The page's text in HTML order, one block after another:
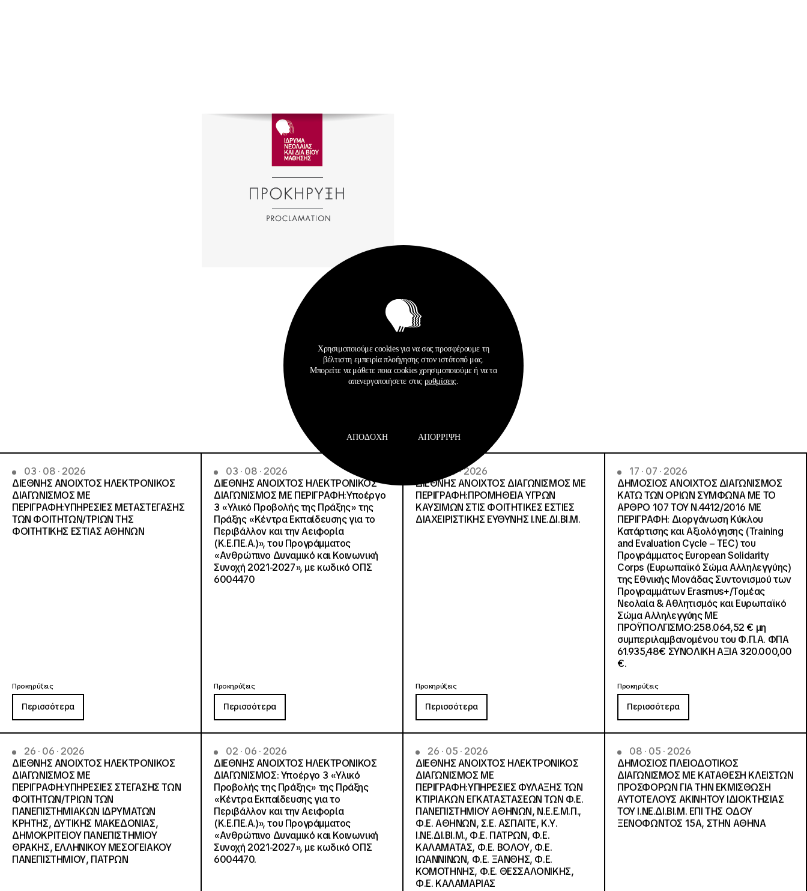
Σχετικά Αρχεία
03 · 08 · 2026
ΔΙΕΘΝΗΣ ΑΝΟΙΧΤΟΣ ΗΛΕΚΤΡΟΝΙΚΟΣ
ΔΙΑΓΩΝΙΣΜΟΣ ΜΕ
ΠΕΡΙΓΡΑΦΗ:ΥΠΗΡΕΣΙΕΣ METAΣΤΕΓΑΣΗΣ
ΤΩΝ ΦΟΙΤΗΤΩΝ/ΤΡΙΩΝ ΤΗΣ
ΦΟΙΤΗΤΙΚΗΣ ΕΣΤΙΑΣ ΑΘΗΝΩΝ
Προκηρύξεις
Περισσότερα
03 · 08 · 2026
ΔΙΕΘΝΗΣ ΑΝΟΙΧΤΟΣ ΗΛΕΚΤΡΟΝΙΚΟΣ
ΔΙΑΓΩΝΙΣΜΟΣ ΜΕ ΠΕΡΙΓΡΑΦΗ:Υποέργο
3 «Υλικό Προβολής της Πράξης» της
Πράξης «Κέντρα Εκπαίδευσης για το
Περιβάλλον και την Αειφορία
(Κ.Ε.ΠΕ.Α.)», του Προγράμματος
«Ανθρώπινο Δυναμικό και Κοινωνική
Συνοχή 2021-2027», με κωδικό ΟΠΣ
6004470
Προκηρύξεις
Περισσότερα
29 · 07 · 2026
ΔΙΕΘΝΗΣ ΑΝΟΙΧΤΟΣ ΔΙΑΓΩΝΙΣΜΟΣ ΜΕ
ΠΕΡΙΓΡΑΦΗ:ΠΡΟΜΗΘΕΙΑ ΥΓΡΩΝ
ΚΑΥΣΙΜΩΝ ΣΤΙΣ ΦΟΙΤΗΤΙΚΕΣ ΕΣΤΙΕΣ
ΔΙΑΧΕΙΡΙΣΤΙΚΗΣ ΕΥΘΥΝΗΣ Ι.ΝΕ.ΔΙ.ΒΙ.Μ.
Προκηρύξεις
Περισσότερα
17 · 07 · 2026
ΔΗΜΟΣΙΟΣ ΑΝΟΙΧΤΟΣ ΔΙΑΓΩΝΙΣΜΟΣ
ΚΑΤΩ ΤΩΝ ΟΡΙΩΝ ΣΥΜΦΩΝΑ ΜΕ ΤΟ
ΑΡΘΡΟ 107 ΤΟΥ Ν.4412/2016 ΜΕ
ΠΕΡΙΓΡΑΦΗ: Διοργάνωση Κύκλου
Κατάρτισης και Αξιολόγησης (Training
and Evaluation Cycle – TEC) του
Προγράμματος European Solidarity
Corps (Ευρωπαϊκό Σώμα Αλληλεγγύης)
της Εθνικής Μονάδας Συντονισμού των
Προγραμμάτων Erasmus+/Τομέας
Νεολαία & Αθλητισμός και Ευρωπαϊκό
Σώμα Αλληλεγγύης ΜΕ
ΠΡΟΫΠΟΛΓΙΣΜΟ:258.064,52 € μη
συμπεριλαμβανομένου του Φ.Π.Α. ΦΠΑ
61.935,48€ ΣΥΝΟΛΙΚΗ ΑΞΙΑ 320.000,00
€.
Προκηρύξεις
Περισσότερα
26 · 06 · 2026
ΔΙΕΘΝΗΣ ΑΝΟΙΧΤΟΣ ΗΛΕΚΤΡΟΝΙΚΟΣ
ΔΙΑΓΩΝΙΣΜΟΣ ΜΕ
ΠΕΡΙΓΡΑΦΗ:ΥΠΗΡΕΣΙΕΣ ΣΤΕΓΑΣΗΣ ΤΩΝ
ΦΟΙΤΗΤΩΝ/ΤΡΙΩΝ ΤΩΝ
ΠΑΝΕΠΙΣΤΗΜΙΑΚΩΝ ΙΔΡΥΜΑΤΩΝ
KΡΗΤΗΣ, ΔΥΤΙΚΗΣ ΜΑΚΕΔΟΝΙΑΣ,
ΔΗΜΟΚΡΙΤΕΙΟΥ ΠΑΝΕΠΙΣΤΗΜΙΟΥ
ΘΡΑΚΗΣ, ΕΛΛΗΝΙΚΟΥ ΜΕΣΟΓΕΙΑΚΟΥ
ΠΑΝΕΠΙΣΤΗΜΙΟΥ, ΠΑΤΡΩΝ
02 · 06 · 2026
ΔΙΕΘΝΗΣ ΑΝΟΙΧΤΟΣ ΗΛΕΚΤΡΟΝΙΚΟΣ
ΔΙΑΓΩΝΙΣΜΟΣ: Υποέργο 3 «Υλικό
Προβολής της Πράξης» της Πράξης
«Κέντρα Εκπαίδευσης για το
Περιβάλλον και την Αειφορία
(Κ.Ε.ΠΕ.Α.)», του Προγράμματος
«Ανθρώπινο Δυναμικό και Κοινωνική
Συνοχή 2021-2027», με κωδικό ΟΠΣ
6004470.
26 · 05 · 2026
ΔΙΕΘΝΗΣ ΑΝΟΙΧΤΟΣ ΗΛΕΚΤΡΟΝΙΚΟΣ
ΔΙΑΓΩΝΙΣΜΟΣ ΜΕ
ΠΕΡΙΓΡΑΦΗ:ΥΠΗΡΕΣΙΕΣ ΦΥΛΑΞΗΣ ΤΩΝ
ΚΤΙΡΙΑΚΩΝ ΕΓΚΑΤΑΣΤΑΣΕΩΝ ΤΩΝ Φ.Ε.
ΠΑΝΕΠΙΣΤΗΜΙΟΥ ΑΘΗΝΩΝ, Ν.Ε.Ε.Μ.Π.,
Φ.Ε. ΑΘΗΝΩΝ, Σ.Ε. ΑΣΠΑΙΤΕ, Κ.Υ.
Ι.ΝΕ.ΔΙ.ΒΙ.Μ., Φ.Ε. ΠΑΤΡΩΝ, Φ.Ε.
ΚΑΛΑΜΑΤΑΣ, Φ.Ε. ΒΟΛΟΥ, Φ.Ε.
ΙΩΑΝΝΙΝΩΝ, Φ.Ε. ΞΑΝΘΗΣ, Φ.Ε.
ΚΟΜΟΤΗΝΗΣ, Φ.Ε. ΘΕΣΣΑΛΟΝΙΚΗΣ,
Φ.Ε. ΚΑΛΑΜΑΡΙΑΣ
08 · 05 · 2026
ΔΗΜΟΣΙΟΣ ΠΛΕΙΟΔΟΤΙΚΟΣ
ΔΙΑΓΩΝΙΣΜΟΣ ΜΕ ΚΑΤΑΘΕΣΗ ΚΛΕΙΣΤΩΝ
ΠΡΟΣΦΟΡΩΝ ΓΙΑ ΤΗΝ ΕΚΜΙΣΘΩΣΗ
ΑΥΤΟΤΕΛΟΥΣ ΑΚΙΝΗΤΟΥ ΙΔΙΟΚΤΗΣΙΑΣ
ΤΟΥ Ι.ΝΕ.ΔΙ.ΒΙ.Μ. ΕΠΙ ΤΗΣ ΟΔΟΥ
ΞΕΝΟΦΩΝΤΟΣ 15Α, ΣΤΗΝ ΑΘΗΝΑ
Χρησιμοποιούμε cookies για να σας προσφέρουμε τη
βέλτιστη εμπειρία πλοήγησης στον ιστότοπό μας.
Μπορείτε να μάθετε ποια cookies χρησιμοποιούμε ή να τα
απενεργοποιήσετε στις ρυθμίσεις.
ΑΠΟΔΟΧΉ ΑΠΌΡΡΙΨΗ